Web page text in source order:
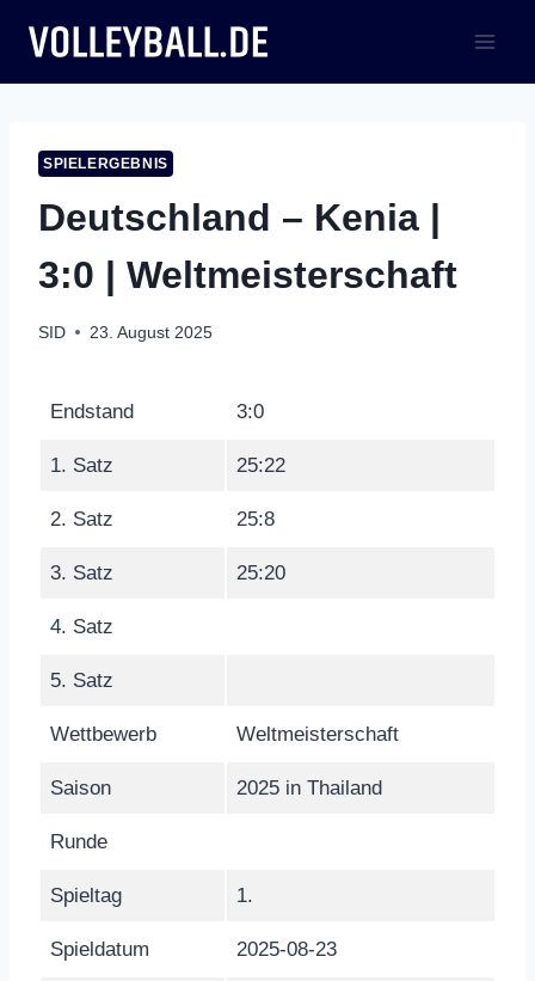
Inhalt
springen
SPIELERGEBNIS
Deutschland – Kenia |
3:0 | Weltmeisterschaft
SID 23. August 2025
Endstand 3:0
1. Satz 25:22
2. Satz 25:8
3. Satz 25:20
4. Satz
5. Satz
Wettbewerb Weltmeisterschaft
Saison 2025 in Thailand
Runde
Spieltag 1.
Spieldatum 2025-08-23